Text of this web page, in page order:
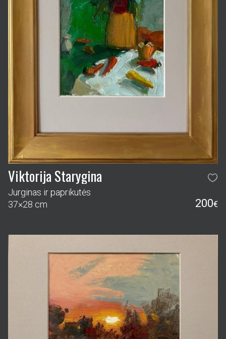
Viktorija Starygina
Jurginas ir paprikutės
37×28 cm
200€